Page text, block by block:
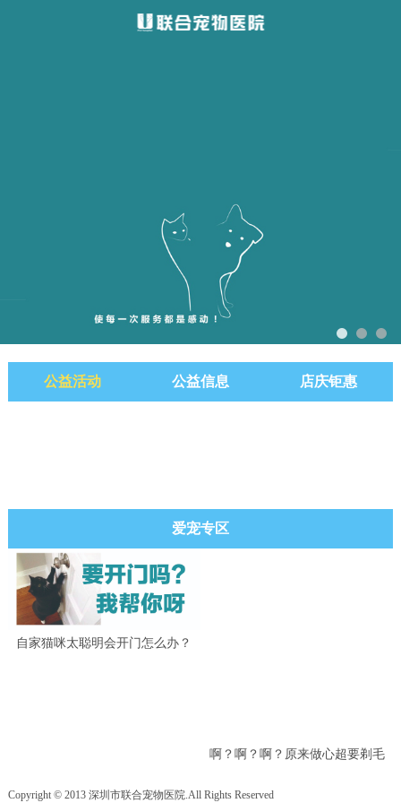
公益活动 公益信息 店庆钜惠
爱宠专区
自家猫咪太聪明会开门怎么办？
啊？啊？啊？原来做心超要剃毛
Copyright © 2013 深圳市联合宠物医院.All Rights Reserved